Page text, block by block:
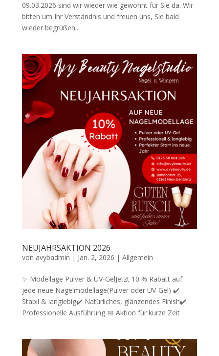
09.03.2026 sind wir wieder wie gewohnt für Sie da. Wir
bitten um Ihr Verständnis und freuen uns, Sie bald
wieder begrüßen...
NEUJAHRSAKTION 2026
von avybadmin | Jan. 2, 2026 | Allgemein
✨ Modellage Pulver & UV-GelJetzt 10 % Rabatt auf
jede neue Nagelmodellage(Pulver oder UV-Gel) ✔️
Stabil & langlebig✔️ Natürliches, glänzendes Finish✔️
Professionelle Ausführung 📅 Aktion für kurze Zeit